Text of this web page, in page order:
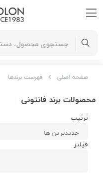
صفحه اصلی فهرست برندها
محصولات برند فانتونی
ترتیب
فیلتر